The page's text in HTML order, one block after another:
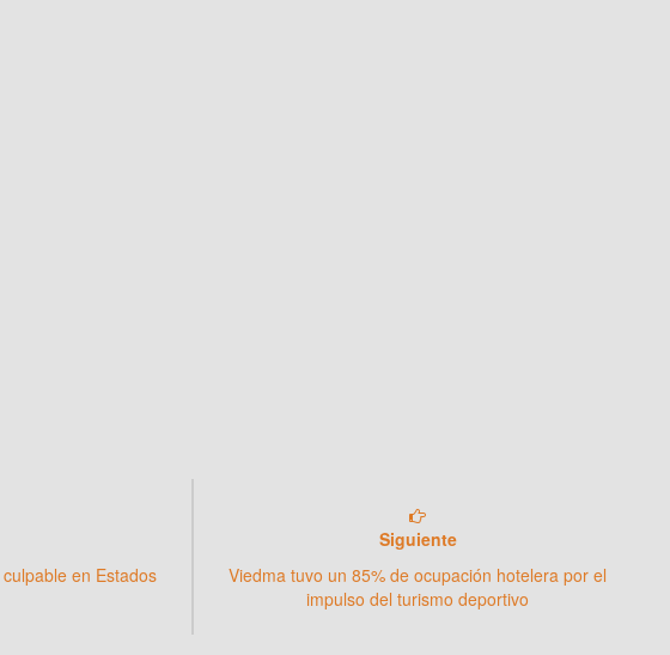
en Estados
Siguiente
Viedma tuvo un 85% de ocupación hotelera por el
impulso del turismo deportivo